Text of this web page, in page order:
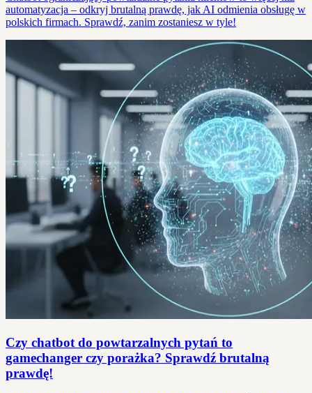
automatyzacja – odkryj brutalną prawdę, jak AI odmienia obsługę w
polskich firmach. Sprawdź, zanim zostaniesz w tyle!
Czy chatbot do powtarzalnych pytań to
gamechanger czy porażka? Sprawdź brutalną
prawdę!